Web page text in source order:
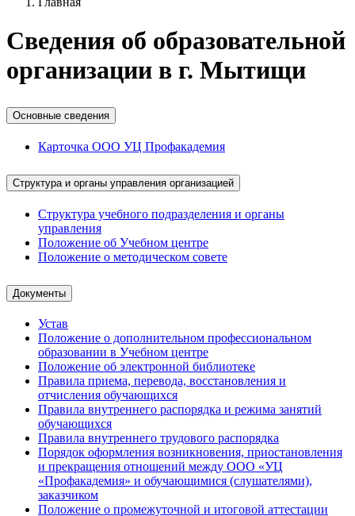
Cведения об образовательной
организации в г. Мытищи
Основные сведения
Карточка ООО УЦ Профакадемия
Структура и органы управления организацией
Структура учебного подразделения и органы
управления
Положение об Учебном центре
Положение о методическом совете
Документы
Устав
Положение о дополнительном профессиональном
образовании в Учебном центре
Положение об электронной библиотеке
Правила приема, перевода, восстановления и
отчисления обучающихся
Правила внутреннего распорядка и режима занятий
обучающихся
Правила внутреннего трудового распорядка
Порядок оформления возникновения, приостановления
и прекращения отношений между ООО «УЦ
«Профакадемия» и обучающимися (слушателями),
заказчиком
Положение о промежуточной и итоговой аттестации